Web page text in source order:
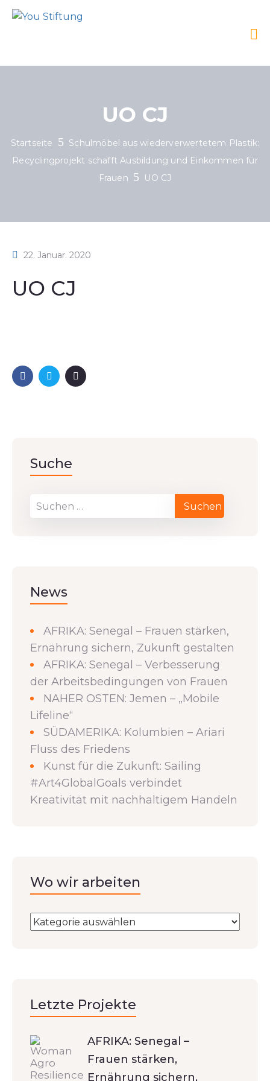
UO CJ
Startseite
Schulmöbel aus wiederverwertetem Plastik:
Recyclingprojekt schafft Ausbildung und Einkommen für
Frauen
UO CJ
22. Januar. 2020
UO CJ
Suche
News
AFRIKA: Senegal – Frauen stärken,
Ernährung sichern, Zukunft gestalten
AFRIKA: Senegal – Verbesserung
der Arbeitsbedingungen von Frauen
NAHER OSTEN: Jemen – „Mobile
Lifeline“
SÜDAMERIKA: Kolumbien – Ariari
Fluss des Friedens
Kunst für die Zukunft: Sailing
#Art4GlobalGoals verbindet
Kreativität mit nachhaltigem Handeln
Wo wir arbeiten
Letzte Projekte
AFRIKA: Senegal –
Frauen stärken,
Ernährung sichern,